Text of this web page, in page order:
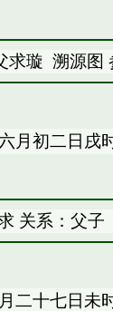
求璇 溯源图
初二日戌
关系：父子
十七日未